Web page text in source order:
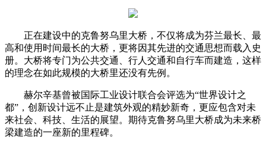
正在建设中的克鲁努乌里大桥，不仅将成为芬兰最长、最
高和使用时间最长的大桥，更将因其先进的交通思想而载入史
册。大桥将专门为公共交通、行人交通和自行车而建造，这样
的理念在如此规模的大桥里还没有先例。
赫尔辛基曾被国际工业设计联合会评选为“世界设计之
都”，创新设计远不止是建筑外观的精妙新奇，更应包含对未
来社会、科技、生活的展望。期待克鲁努乌里大桥成为未来桥
梁建造的一座新的里程碑。